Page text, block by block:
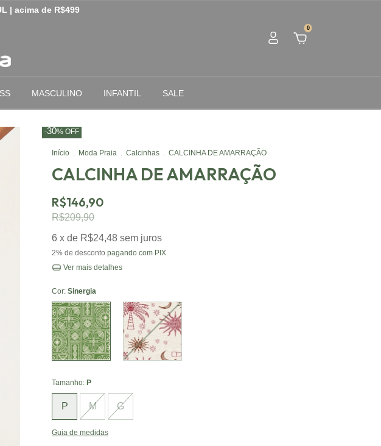
0
MASCULINO INFANTIL SALE
Início . Moda Praia . Calcinhas . CALCINHA DE AMARRAÇÃO
CALCINHA DE AMARRAÇÃO
R$146,90
-30% OFF
R$209,90
6 x de R$24,48 sem juros
2% de desconto pagando com PIX
Ver mais detalhes
Cor: Sinergia
Sinergia
Sonhos de
Verão
Tamanho: P
P M G
Guia de medidas
| acima de R$499